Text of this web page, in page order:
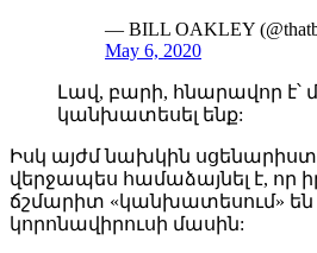
— BILL OAKLEY
May 6, 2020
Լավ, բարի, հնարավոր է՝
կանխատեսել ենք:
Իսկ այժմ նախկին սցենարիստ
վերջապես համաձայնել է, որ
ճշմարիտ «կանխատեսում» են
կորոնավիրուսի մասին: